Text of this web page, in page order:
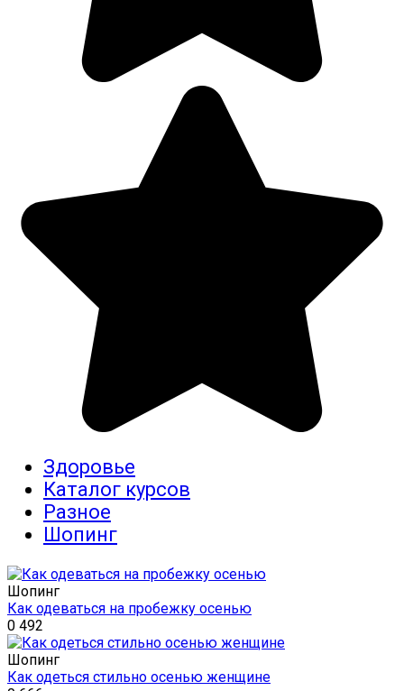
Здоровье
Каталог курсов
Разное
Шопинг
Шопинг
Как одеваться на пробежку осенью
0 492
Шопинг
Как одеться стильно осенью женщине